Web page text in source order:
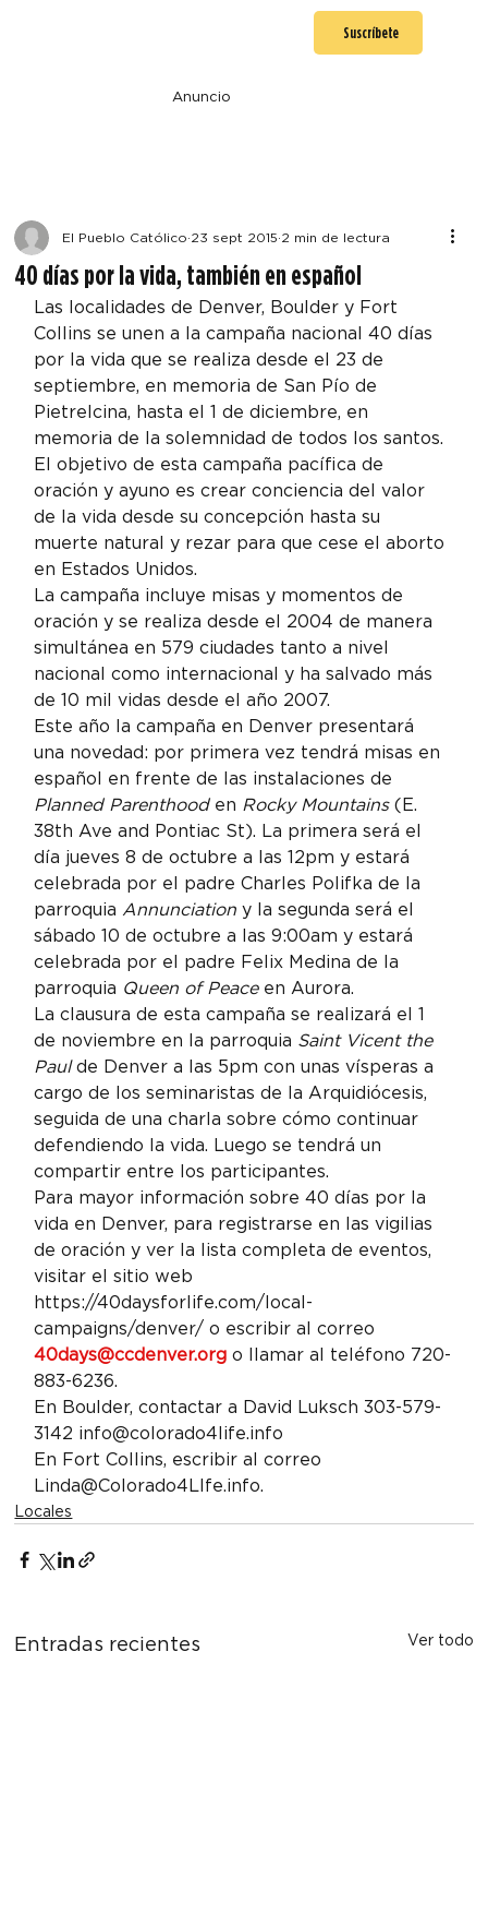
Suscríbete
Anuncio
40 días por la vida, también en español
El Pueblo Católico 23 sept 2015 2 min de lectura
Las localidades de Denver, Boulder y Fort
Collins se unen a la campaña nacional 40 días
por la vida que se realiza desde el 23 de
septiembre, en memoria de San Pío de
Pietrelcina, hasta el 1 de diciembre, en
memoria de la solemnidad de todos los santos.
El objetivo de esta campaña pacífica de
oración y ayuno es crear conciencia del valor
de la vida desde su concepción hasta su
muerte natural y rezar para que cese el aborto
en Estados Unidos.
La campaña incluye misas y momentos de
oración y se realiza desde el 2004 de manera
simultánea en 579 ciudades tanto a nivel
nacional como internacional y ha salvado más
de 10 mil vidas desde el año 2007.
Este año la campaña en Denver presentará
una novedad: por primera vez tendrá misas en
español en frente de las instalaciones de
Planned Parenthood en Rocky Mountains (E.
38th Ave and Pontiac St). La primera será el
día jueves 8 de octubre a las 12pm y estará
celebrada por el padre Charles Polifka de la
parroquia Annunciation y la segunda será el
sábado 10 de octubre a las 9:00am y estará
celebrada por el padre Felix Medina de la
parroquia Queen of Peace en Aurora.
La clausura de esta campaña se realizará el 1
de noviembre en la parroquia Saint Vicent the
Paul de Denver a las 5pm con unas vísperas a
cargo de los seminaristas de la Arquidiócesis,
seguida de una charla sobre cómo continuar
defendiendo la vida. Luego se tendrá un
compartir entre los participantes.
Para mayor información sobre 40 días por la
vida en Denver, para registrarse en las vigilias
de oración y ver la lista completa de eventos,
visitar el sitio web
https://40daysforlife.com/local-
campaigns/denver/ o escribir al correo
40days@ccdenver.org o llamar al teléfono 720-
883-6236.
En Boulder, contactar a David Luksch 303-579-
3142 info@colorado4life.info
En Fort Collins, escribir al correo
Linda@Colorado4LIfe.info.
Locales
Entradas recientes Ver todo